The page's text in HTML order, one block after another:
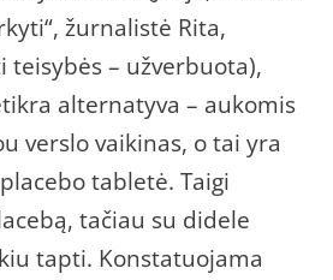
žurnalistė Rita,
teisybės – užverbuota),
alternatyva – aukomis
verslo vaikinas, o tai yra
tabletė. Taigi
tačiau su didele
tapti. Konstatuojama